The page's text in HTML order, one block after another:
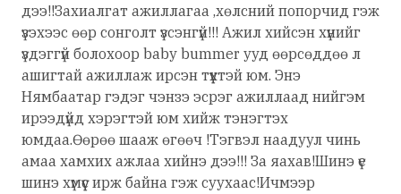
дээ!!Захиалгат ажиллагаа ,хөлсний попорчид гэж
үзэхээс өөр сонголт үзсэнгүй!!! Ажил хийсэн хүнийг
үздэггүй болохоор baby bummer ууд өөрсөддөө л
ашигтай ажиллаж ирсэн түүхтэй юм. Энэ
Нямбаатар гэдэг чэнзэ эсрэг ажиллаад нийгэм
ирээдүйд хэрэгтэй юм хийж тэнэгтэх
юмдаа.Өөрөө шааж өгөөч !Тэгвэл наадуул чинь
амаа хамхих ажлаа хийнэ дээ!!! За яахав!Шинэ үе
шинэ хүмүүс ирж байна гэж суухаас!Ичмээр